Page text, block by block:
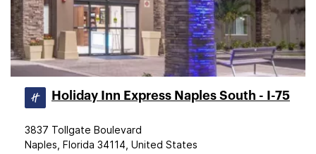
Holiday Inn Express Naples South - I-75
3837 Tollgate Boulevard
Naples, Florida 34114, United States